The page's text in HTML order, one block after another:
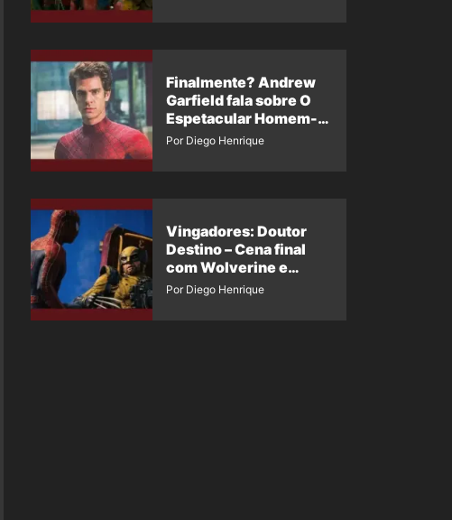
Finalmente? Andrew
Garfield fala sobre O
Espetacular Homem-
Aranha 3
Por Diego Henrique
Vingadores: Doutor
Destino – Cena final
com Wolverine e
Homem-Aranha de
Por Diego Henrique